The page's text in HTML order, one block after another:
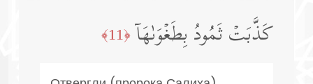
كَذَّبَتۡ ثَمُودُ بِطَغۡوَىٰهَاۤ ﴿11﴾